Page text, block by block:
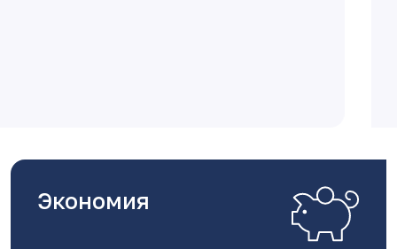
Экономия